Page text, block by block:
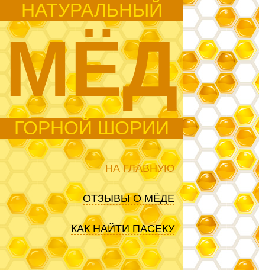
НАТУРАЛЬНЫЙ
МЁД
ГОРНОЙ ШОРИИ
НА ГЛАВНУЮ
ОТЗЫВЫ О МЁДЕ
КАК НАЙТИ ПАСЕКУ